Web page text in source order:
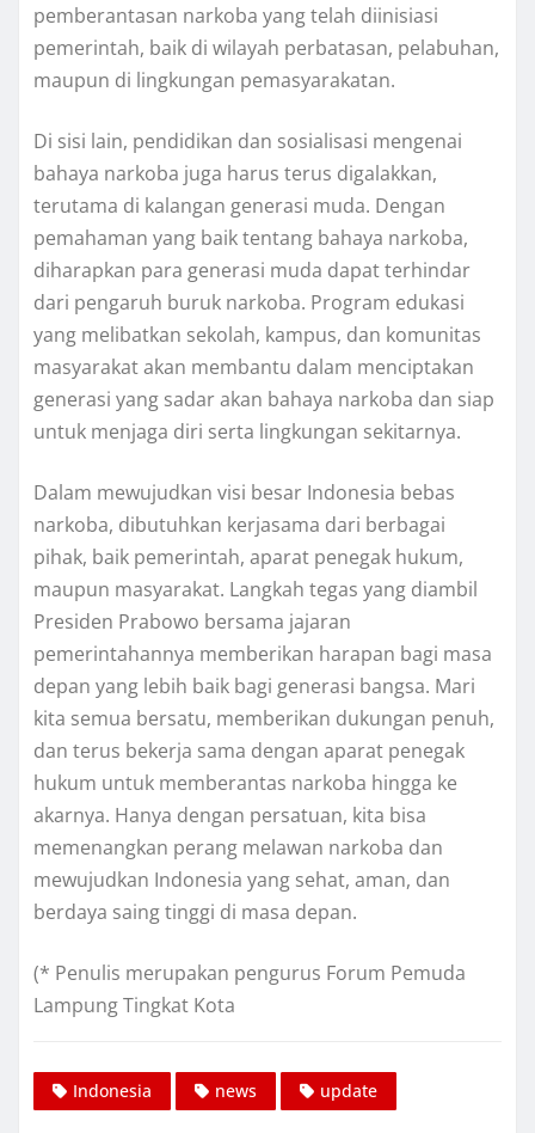
pemberantasan narkoba yang telah diinisiasi
pemerintah, baik di wilayah perbatasan, pelabuhan,
maupun di lingkungan pemasyarakatan.
Di sisi lain, pendidikan dan sosialisasi mengenai
bahaya narkoba juga harus terus digalakkan,
terutama di kalangan generasi muda. Dengan
pemahaman yang baik tentang bahaya narkoba,
diharapkan para generasi muda dapat terhindar
dari pengaruh buruk narkoba. Program edukasi
yang melibatkan sekolah, kampus, dan komunitas
masyarakat akan membantu dalam menciptakan
generasi yang sadar akan bahaya narkoba dan siap
untuk menjaga diri serta lingkungan sekitarnya.
Dalam mewujudkan visi besar Indonesia bebas
narkoba, dibutuhkan kerjasama dari berbagai
pihak, baik pemerintah, aparat penegak hukum,
maupun masyarakat. Langkah tegas yang diambil
Presiden Prabowo bersama jajaran
pemerintahannya memberikan harapan bagi masa
depan yang lebih baik bagi generasi bangsa. Mari
kita semua bersatu, memberikan dukungan penuh,
dan terus bekerja sama dengan aparat penegak
hukum untuk memberantas narkoba hingga ke
akarnya. Hanya dengan persatuan, kita bisa
memenangkan perang melawan narkoba dan
mewujudkan Indonesia yang sehat, aman, dan
berdaya saing tinggi di masa depan.
(* Penulis merupakan pengurus Forum Pemuda
Lampung Tingkat Kota
Indonesia news update